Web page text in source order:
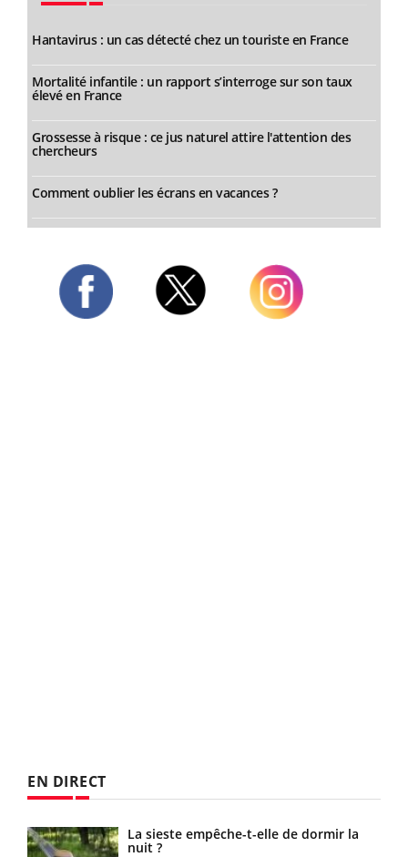
Hantavirus : un cas détecté chez un touriste en France
Mortalité infantile : un rapport s’interroge sur son taux
élevé en France
Grossesse à risque : ce jus naturel attire l'attention des
chercheurs
Comment oublier les écrans en vacances ?
EN DIRECT
La sieste empêche-t-elle de dormir la
nuit ?
Fortes chaleurs : pourquoi le risque de
noyade grimpe-t-il ?